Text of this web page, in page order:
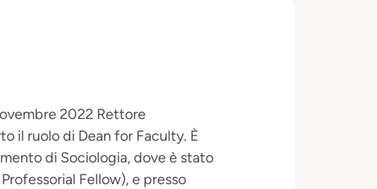
2022 Rettore
il ruolo di Dean for Faculty. È
di Sociologia, dove è stato
Fellow), e presso